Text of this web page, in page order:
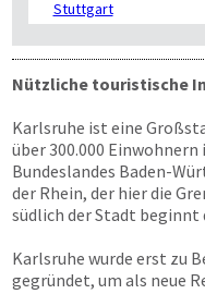
Nützliche touristische
Karlsruhe ist eine
über 300.000
Bundeslandes Baden-
der Rhein, der hier die
südlich der Stadt beginnt
Karlsruhe wurde erst zu
gegründet, um als neue